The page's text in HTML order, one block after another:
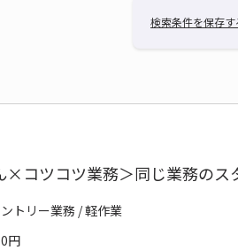
検索条件を保存す
×コツコツ業務＞同じ業務のス
トリー業務 / 軽作業
円